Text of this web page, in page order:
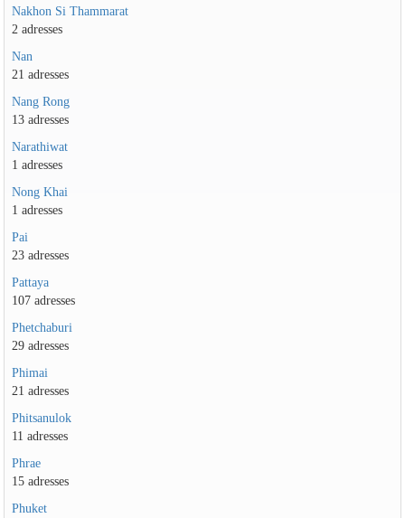
Nakhon Si Thammarat
2 adresses
Nan
21 adresses
Nang Rong
13 adresses
Narathiwat
1 adresses
Nong Khai
1 adresses
Pai
23 adresses
Pattaya
107 adresses
Phetchaburi
29 adresses
Phimai
21 adresses
Phitsanulok
11 adresses
Phrae
15 adresses
Phuket